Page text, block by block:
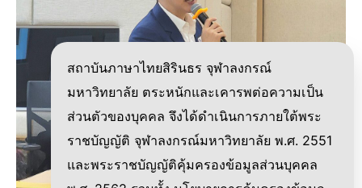
สถาบันภาษาไทยสิรินธร จุฬาลงกรณ์
มหาวิทยาลัย ตระหนักและเคารพต่อความเป็น
ส่วนตัวของบุคคล จึงได้ดำเนินการภายใต้พระ
ราชบัญญัติ จุฬาลงกรณ์มหาวิทยาลัย พ.ศ. 2551
และพระราชบัญญัติคุ้มครองข้อมูลส่วนบุคคล